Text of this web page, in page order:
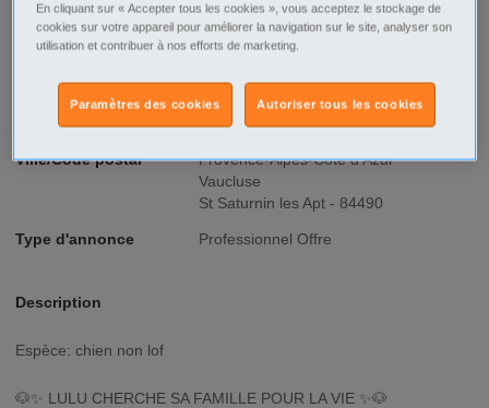
Ville/Code postal
Provence-Alpes-Côte d'Azur
Vaucluse
St Saturnin les Apt - 84490
Type d'annonce Professionnel Offre
Description
Espèce: chien non lof
🐶✨ LULU CHERCHE SA FAMILLE POUR LA VIE ✨🐶
Signaler cette annonce
En cliquant sur « Accepter tous les cookies », vous acceptez le stockage de
cookies sur votre appareil pour améliorer la navigation sur le site, analyser son
utilisation et contribuer à nos efforts de marketing.
Autoriser tous les cookies
Paramètres des cookies